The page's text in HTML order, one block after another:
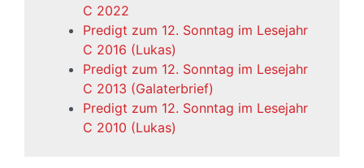
C 2022
Predigt zum 12. Sonntag im Lesejahr
C 2016 (Lukas)
Predigt zum 12. Sonntag im Lesejahr
C 2013 (Galaterbrief)
Predigt zum 12. Sonntag im Lesejahr
C 2010 (Lukas)